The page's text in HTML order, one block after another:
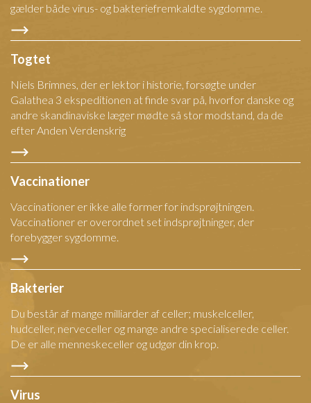
gælder både virus- og bakteriefremkaldte sygdomme.
Togtet
Niels Brimnes, der er lektor i historie, forsøgte under
Galathea 3 ekspeditionen at finde svar på, hvorfor danske og
andre skandinaviske læger mødte så stor modstand, da de
efter Anden Verdenskrig
Vaccinationer
Vaccinationer er ikke alle former for indsprøjtningen.
Vaccinationer er overordnet set indsprøjtninger, der
forebygger sygdomme.
Bakterier
Du består af mange milliarder af celler; muskelceller,
hudceller, nerveceller og mange andre specialiserede celler.
De er alle menneskeceller og udgør din krop.
Virus